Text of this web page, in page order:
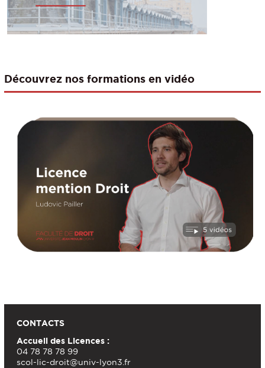
Découvrez nos formations en vidéo
CONTACTS
Accueil des Licences :
04 78 78 78 99
scol-lic-droit@univ-lyon3.fr